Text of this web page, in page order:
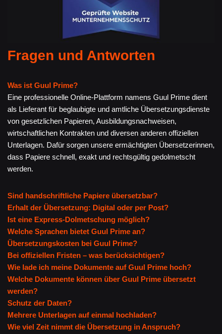
Fragen und Antworten
Was ist Guul Prime?
Eine professionelle Online-Plattform namens Guul Prime dient
als Lieferant für beglaubigte und amtliche Übersetzungsdienste
von gesetzlichen Papieren, Ausbildungsnachweisen,
wirtschaftlichen Kontrakten und diversen anderen offiziellen
Unterlagen. Dafür sorgen unsere ermächtigten Übersetzerinnen,
dass Papiere schnell, exakt und rechtsgültig gedolmetscht
werden.
Sind handschriftliche Papiere übersetzbar?
Erhalt der Übersetzung: Digital oder per Post?
Ist eine Express-Dolmetschung möglich?
Welche Sprachen bietet Guul Prime an?
Übersetzungskosten bei Guul Prime?
Bei offiziellen Fristen – was berücksichtigen?
Wie lade ich meine Dokumente auf Guul Prime hoch?
Welche Dokumente können über Guul Prime übersetzt
werden?
Schutz der Daten?
Mehrere Unterlagen auf einmal hochladen?
Wie viel Zeit nimmt die Übersetzung in Anspruch?